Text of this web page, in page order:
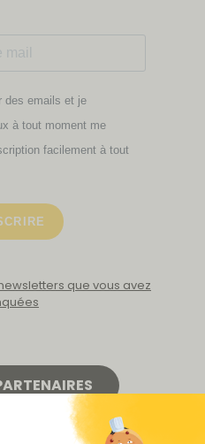
des emails et je
à tout moment me
facilement à tout
que vous avez